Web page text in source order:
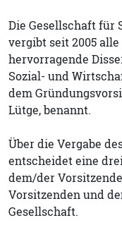
Die Gesellschaft für
vergibt seit 2005
hervorragende
Sozial- und
dem
Lütge, benannt.
Über die Vergabe
entscheidet eine
dem/der
Vorsitzenden und
Gesellschaft.